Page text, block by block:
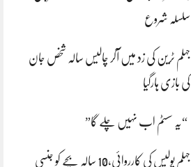
سلسلہ شروع
جہلم ٹرین کی زد میں آکر چالیس سالہ شخص جان
کی بازی ہارگیا
“یہ سسٹم اب نہیں چلے گا”
جہلم پولیس کی کارروائی،10 سالہ بچے کو جنسی